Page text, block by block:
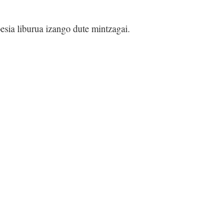
liburua izango dute mintzagai.